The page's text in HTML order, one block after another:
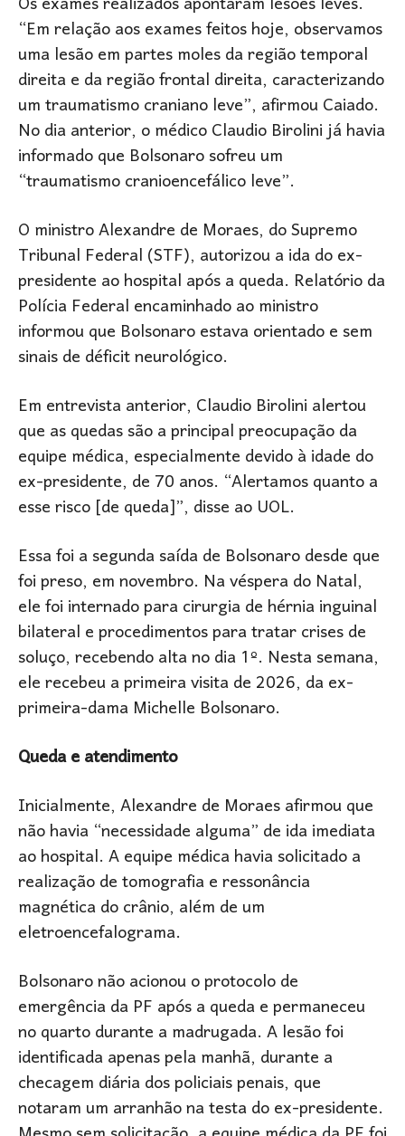
“Em relação aos exames feitos hoje, observamos
uma lesão em partes moles da região temporal
direita e da região frontal direita, caracterizando
um traumatismo craniano leve”, afirmou Caiado.
No dia anterior, o médico Claudio Birolini já havia
informado que Bolsonaro sofreu um
“traumatismo cranioencefálico leve”.
O ministro Alexandre de Moraes, do Supremo
Tribunal Federal (STF), autorizou a ida do ex-
presidente ao hospital após a queda. Relatório da
Polícia Federal encaminhado ao ministro
informou que Bolsonaro estava orientado e sem
sinais de déficit neurológico.
Em entrevista anterior, Claudio Birolini alertou
que as quedas são a principal preocupação da
equipe médica, especialmente devido à idade do
ex-presidente, de 70 anos. “Alertamos quanto a
esse risco [de queda]”, disse ao UOL.
Essa foi a segunda saída de Bolsonaro desde que
foi preso, em novembro. Na véspera do Natal,
ele foi internado para cirurgia de hérnia inguinal
bilateral e procedimentos para tratar crises de
soluço, recebendo alta no dia 1º. Nesta semana,
ele recebeu a primeira visita de 2026, da ex-
primeira-dama Michelle Bolsonaro.
Queda e atendimento
Inicialmente, Alexandre de Moraes afirmou que
não havia “necessidade alguma” de ida imediata
ao hospital. A equipe médica havia solicitado a
realização de tomografia e ressonância
magnética do crânio, além de um
eletroencefalograma.
Bolsonaro não acionou o protocolo de
emergência da PF após a queda e permaneceu
no quarto durante a madrugada. A lesão foi
identificada apenas pela manhã, durante a
checagem diária dos policiais penais, que
notaram um arranhão na testa do ex-presidente.